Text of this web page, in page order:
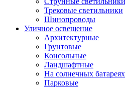
Трековые светильники
Шинопроводы
Уличное освещение
Архитектурные
Грунтовые
Консольные
Ландшафтные
На солнечных батареях
Парковые